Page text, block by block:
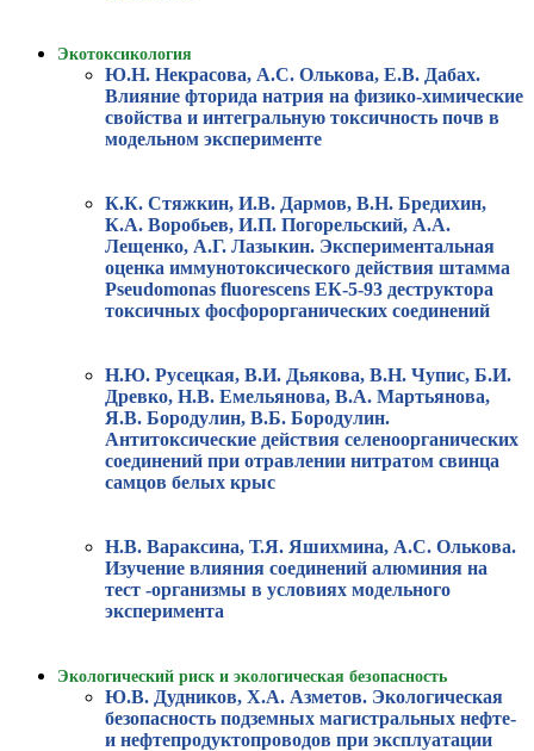
Экотоксикология
Ю.Н. Некрасова, А.С. Олькова, Е.В. Дабах.
Влияние фторида натрия на физико-химические
свойства и интегральную токсичность почв в
модельном эксперименте
К.К. Стяжкин, И.В. Дармов, В.Н. Бредихин,
К.А. Воробьев, И.П. Погорельский, А.А.
Лещенко, А.Г. Лазыкин. Экспериментальная
оценка иммунотоксического действия штамма
Pseudomonas fluorescens ЕК-5-93 деструктора
токсичных фосфорорганических соединений
Н.Ю. Русецкая, В.И. Дьякова, В.Н. Чупис, Б.И.
Древко, Н.В. Емельянова, В.А. Мартьянова,
Я.В. Бородулин, В.Б. Бородулин.
Антитоксические действия селеноорганических
соединений при отравлении нитратом свинца
самцов белых крыс
Н.В. Вараксина, Т.Я. Яшихмина, А.С. Олькова.
Изучение влияния соединений алюминия на
тест -организмы в условиях модельного
эксперимента
Экологический риск и экологическая безопасность
Ю.В. Дудников, Х.А. Азметов. Экологическая
безопасность подземных магистральных нефте-
и нефтепродуктопроводов при эксплуатации